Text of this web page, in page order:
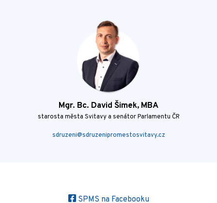
Mgr. Bc. David Šimek, MBA
starosta města Svitavy a senátor Parlamentu ČR
sdruzeni@sdruzenipromestosvitavy.cz
SPMS na Facebooku